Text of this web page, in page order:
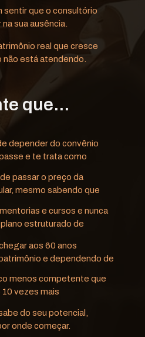
real que cresce
não está atendendo.
sentir que o consultório
sua ausência.
que...
depender do convênio
e te trata como
e cursos e nunca
estruturado de
passar o preço da
mesmo sabendo que
aos 60 anos
e dependendo de
menos competente que
vezes mais
do seu potencial,
onde começar.